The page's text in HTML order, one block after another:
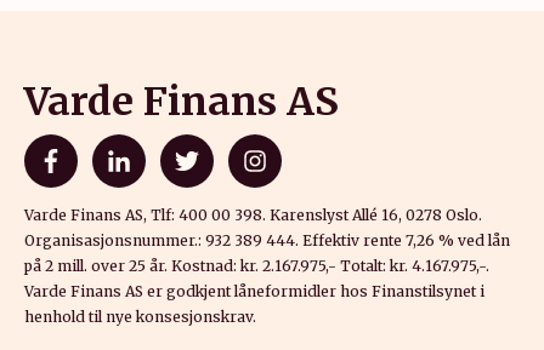
Varde Finans AS
Varde Finans AS, Tlf: 400 00 398. Karenslyst Allé 16, 0278 Oslo.
Organisasjonsnummer.: 932 389 444. Effektiv rente 7,26 % ved lån
på 2 mill. over 25 år. Kostnad: kr. 2.167.975,- Totalt: kr. 4.167.975,-.
Varde Finans AS er godkjent låneformidler hos Finanstilsynet i
henhold til nye konsesjonskrav.